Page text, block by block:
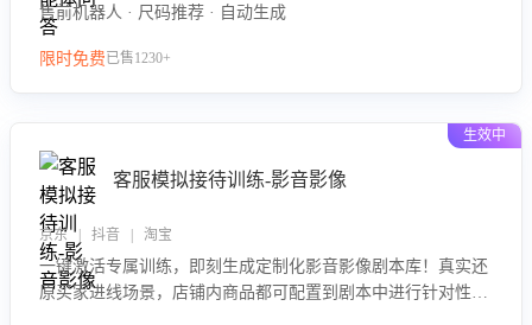
售前机器人 · 尺码推荐 · 自动生成
限时免费已售1230+
生效中
客服模拟接待训练-影音影像
京东 | 抖音 | 淘宝
一键激活专属训练，即刻生成定制化影音影像剧本库！真实还
原买家进线场景，店铺内商品都可配置到剧本中进行针对性训